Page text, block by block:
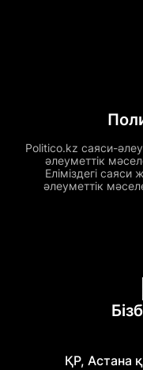
Politico.kz саяси-
әлеуметтік
Еліміздегі
әлеуметтік
ҚР, Астана